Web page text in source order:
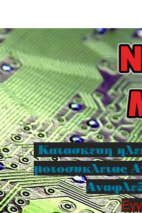
Κατασκευη
μοτοσυκλετας